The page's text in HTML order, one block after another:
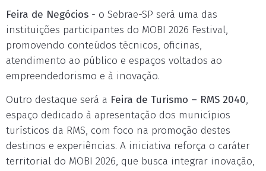
Feira de Negócios - o Sebrae-SP será uma das
instituições participantes do MOBI 2026 Festival,
promovendo conteúdos técnicos, oficinas,
atendimento ao público e espaços voltados ao
empreendedorismo e à inovação.
Outro destaque será a Feira de Turismo – RMS 2040,
espaço dedicado à apresentação dos municípios
turísticos da RMS, com foco na promoção destes
destinos e experiências. A iniciativa reforça o caráter
territorial do MOBI 2026, que busca integrar inovação,